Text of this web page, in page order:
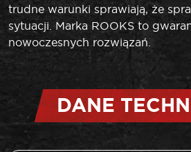
trudne warunki sprawiają, że
sytuacji. Marka ROOKS to
nowoczesnych rozwiązań.
DANE